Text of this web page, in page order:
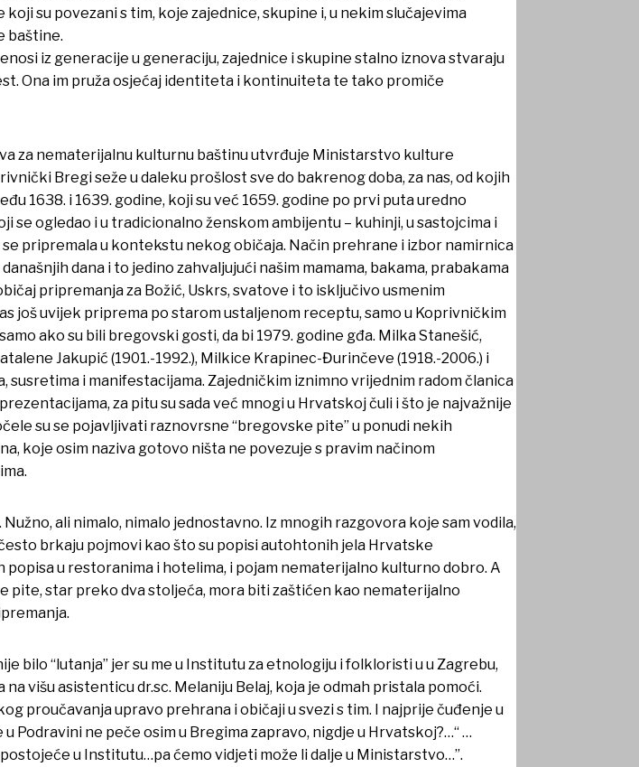
su povezani s tim, koje zajednice, skupine i, u nekim slučajevima
baštine.
iz generacije u generaciju, zajednice i skupine stalno iznova stvaraju
Ona im pruža osjećaj identiteta i kontinuiteta te tako promiče
za nematerijalnu kulturnu baštinu utvrđuje Ministarstvo kulture
Bregi seže u daleku prošlost sve do bakrenog doba, za nas, od kojih
1638. i 1639. godine, koji su već 1659. godine po prvi puta uredno
se ogledao i u tradicionalno ženskom ambijentu – kuhinji, u sastojcima i
pripremala u kontekstu nekog običaja. Način prehrane i izbor namirnica
dana i to jedino zahvaljujući našim mamama, bakama, prabakama
pripremanja za Božić, Uskrs, svatove i to isključivo usmenim
još uvijek priprema po starom ustaljenom receptu, samo u Koprivničkim
ako su bili bregovski gosti, da bi 1979. godine gđa. Milka Stanešić,
Jakupić (1901.-1992.), Milkice Krapinec-Đurinčeve (1918.-2006.) i
i manifestacijama. Zajedničkim iznimno vrijednim radom članica
za pitu su sada već mnogi u Hrvatskoj čuli i što je najvažnije
su se pojavljivati raznovrsne “bregovske pite” u ponudi nekih
koje osim naziva gotovo ništa ne povezuje s pravim načinom
ali nimalo, nimalo jednostavno. Iz mnogih razgovora koje sam vodila,
brkaju pojmovi kao što su popisi autohtonih jela Hrvatske
u restoranima i hotelima, i pojam nematerijalno kulturno dobro. A
pite, star preko dva stoljeća, mora biti zaštićen kao nematerijalno
bilo “lutanja” jer su me u Institutu za etnologiju i folkloristi u u Zagrebu,
višu asistenticu dr.sc. Melaniju Belaj, koja je odmah pristala pomoći.
proučavanja upravo prehrana i običaji u svezi s tim. I najprije čuđenje u
Podravini ne peče osim u Bregima zapravo, nigdje u Hrvatskoj?…“ …
u Institutu…pa ćemo vidjeti može li dalje u Ministarstvo…”.